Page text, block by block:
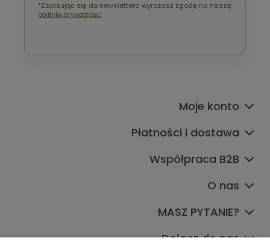
*Zapisując się do newslettera wyrażasz zgodę na naszą
politykę prywatności
Moje konto
Płatności i dostawa
Współpraca B2B
O nas
MASZ PYTANIE?